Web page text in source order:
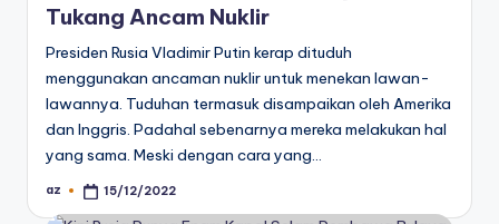
Tukang Ancam Nuklir
Presiden Rusia Vladimir Putin kerap dituduh
menggunakan ancaman nuklir untuk menekan lawan-
lawannya. Tuduhan termasuk disampaikan oleh Amerika
dan Inggris. Padahal sebenarnya mereka melakukan hal
yang sama. Meski dengan cara yang…
Posted
az 15/12/2022